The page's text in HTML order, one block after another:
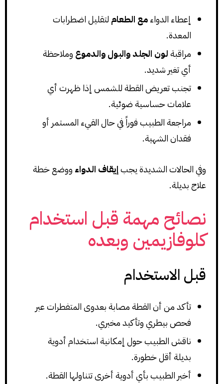
إعطاء الدواءمع الطعام لتقليل اضطرابات
المعدة.
مراقبةلون الجلد والبول والدموع وملاحظة
أي تغير شديد.
تجنب تعريض القطة للشمس إذا ظهرت أي
علامات حساسية ضوئية.
مراجعة الطبيب فوراً في حال القيء المستمر أو
فقدان الشهية.
وفي الحالات الشديدة يجبإيقاف الدواء ووضع خطة
علاج بديلة.
نصائح مهمة قبل استخدام
كلوفازيمين وبعده
قبل الاستخدام
تأكد من أن القطة مصابة بعدوى المتفطرات عبر
فحص بيطري وتأكيد مخبري.
ناقش الطبيب حول إمكانية استخدام أدوية
بديلة أقل خطورة.
أخبر الطبيب بأي أدوية أخرى تتناولها القطة.